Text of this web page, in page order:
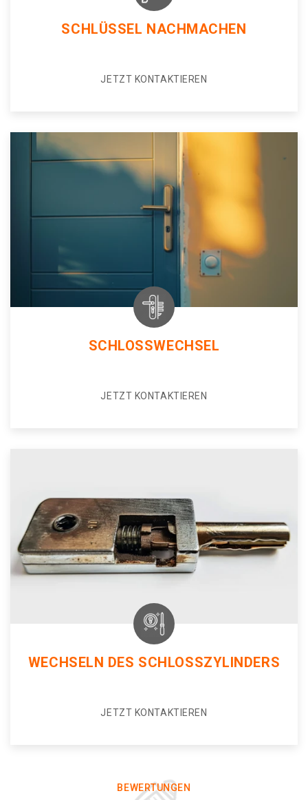
SCHLÜSSEL NACHMACHEN
JETZT KONTAKTIEREN
SCHLOSSWECHSEL
JETZT KONTAKTIEREN
WECHSELN DES SCHLOSSZYLINDERS
JETZT KONTAKTIEREN
BEWERTUNGEN